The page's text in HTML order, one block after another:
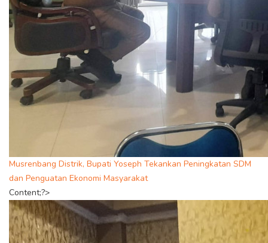
Musrenbang Distrik, Bupati Yoseph Tekankan Peningkatan SDM
dan Penguatan Ekonomi Masyarakat
Content;?>